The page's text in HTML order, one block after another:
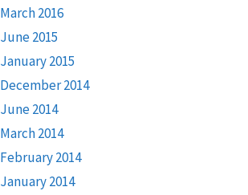
March 2016
June 2015
January 2015
December 2014
June 2014
March 2014
February 2014
January 2014